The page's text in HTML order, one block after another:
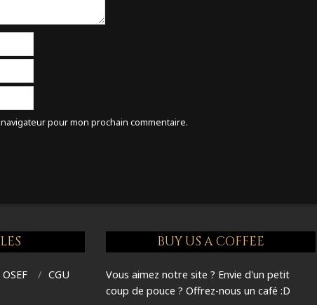
pour mon prochain commentaire.
CGU
BUY US A COFFEE
Vous aimez notre site ? Envie d'un petit
coup de pouce ? Offrez-nous un café :D